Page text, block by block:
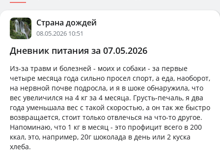
Страна дождей
08.05.2026 10:51
Дневник питания за 07.05.2026
Из-за травм и болезней - моих и собаки - за первые
четыре месяца года сильно просел спорт, а еда, наоборот,
на нервной почве подросла, и я в шоке обнаружила, что
вес увеличился на 4 кг за 4 месяца. Грусть-печаль, я два
года уменьшала вес с такой скоростью, а он так же быстро
возвращается, стоит только отвлечься на что-то другое.
Напоминаю, что 1 кг в месяц - это профицит всего в 200
ккал, это, например, 20г шоколада в день или 2 куска
хлеба.